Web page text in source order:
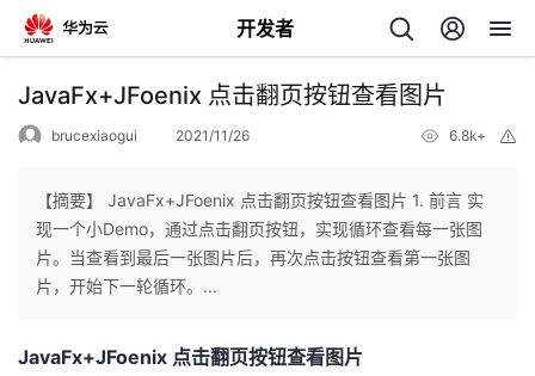
开发者
返
个
JavaFx+JFoenix 点击翻页按钮查看图片
brucexiaogui 2021/11/26 6.8k+
【摘要】 JavaFx+JFoenix 点击翻页按钮查看图片 1. 前言 实
现一个小Demo，通过点击翻页按钮，实现循环查看每一张图
片。当查看到最后一张图片后，再次点击按钮查看第一张图
片，开始下一轮循环。...
JavaFx+JFoenix 点击翻页按钮查看图片